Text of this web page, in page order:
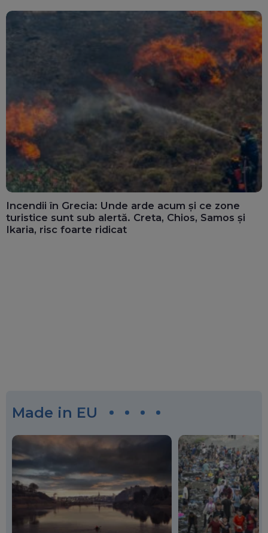
Incendii în Grecia: Unde arde acum și ce zone
turistice sunt sub alertă. Creta, Chios, Samos și
Ikaria, risc foarte ridicat
Made in EU